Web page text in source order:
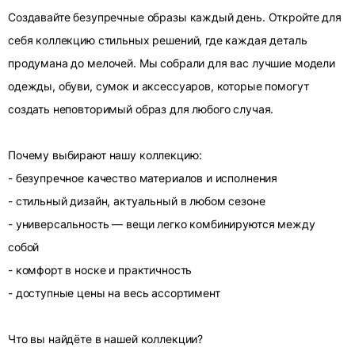
Создавайте безупречные образы каждый день. Откройте для
себя коллекцию стильных решений, где каждая деталь
продумана до мелочей. Мы собрали для вас лучшие модели
одежды, обуви, сумок и аксессуаров, которые помогут
создать неповторимый образ для любого случая.
Почему выбирают нашу коллекцию:
- безупречное качество материалов и исполнения
- стильный дизайн, актуальный в любом сезоне
- универсальность — вещи легко комбинируются между
собой
- комфорт в носке и практичность
- доступные цены на весь ассортимент
Что вы найдёте в нашей коллекции?